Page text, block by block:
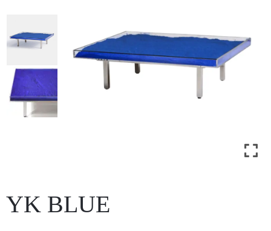
Art
Lire
notre
Magazine
YK BLUE